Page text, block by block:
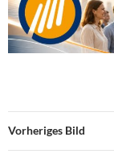
Vorheriges Bild